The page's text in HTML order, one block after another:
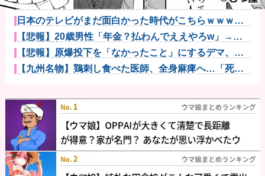
【動画】声優芸人という新たなポジションを確立した
女ｗｗｗｗｗ...
日本のテレビがまだ面白かった時代がこちらｗｗｗｗ
ｗｗｗ他
【悲報】20歳男性「年金？払わんでええやろw」→事
故で手足切...
【悲報】原爆投下を「なかったこと」にするデマ、
SNSで拡散さ...
【九州名物】鶏刺し食べた医師、全身麻痺へ…「死ん